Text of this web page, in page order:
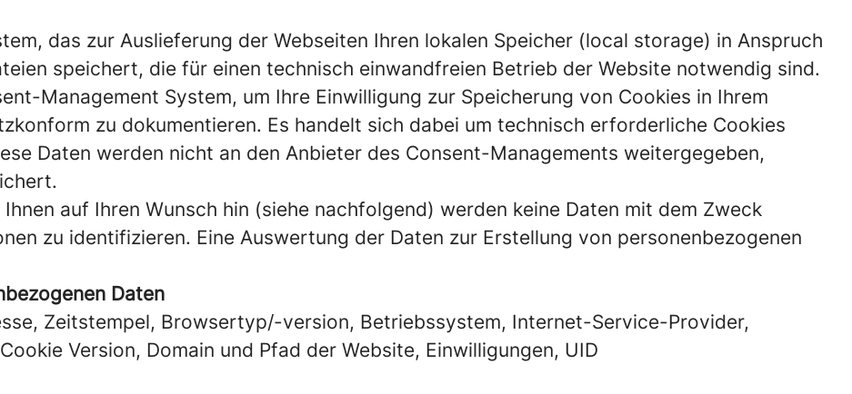
das zur Auslieferung der Webseiten Ihren lokalen Speicher (local storage) in Anspruch
speichert, die für einen technisch einwandfreien Betrieb der Website notwendig sind.
Management System, um Ihre Einwilligung zur Speicherung von Cookies in Ihrem
zu dokumentieren. Es handelt sich dabei um technisch erforderliche Cookies
Daten werden nicht an den Anbieter des Consent-Managements weitergegeben,
auf Ihren Wunsch hin (siehe nachfolgend) werden keine Daten mit dem Zweck
zu identifizieren. Eine Auswertung der Daten zur Erstellung von personenbezogenen
Daten
Zeitstempel, Browsertyp/-version, Betriebssystem, Internet-Service-Provider,
Version, Domain und Pfad der Website, Einwilligungen, UID